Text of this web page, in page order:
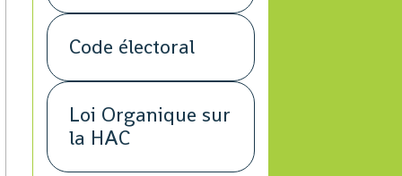
Code électoral
Loi Organique sur
la HAC